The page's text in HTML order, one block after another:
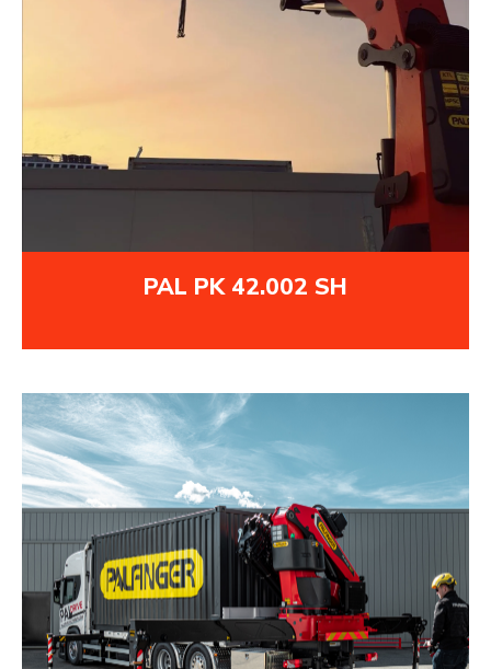
PAL PK 42.002 SH